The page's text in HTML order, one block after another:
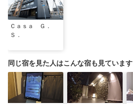
Ｃａｓａ Ｇ．
Ｓ．
同じ宿を見た人はこんな宿も見ています